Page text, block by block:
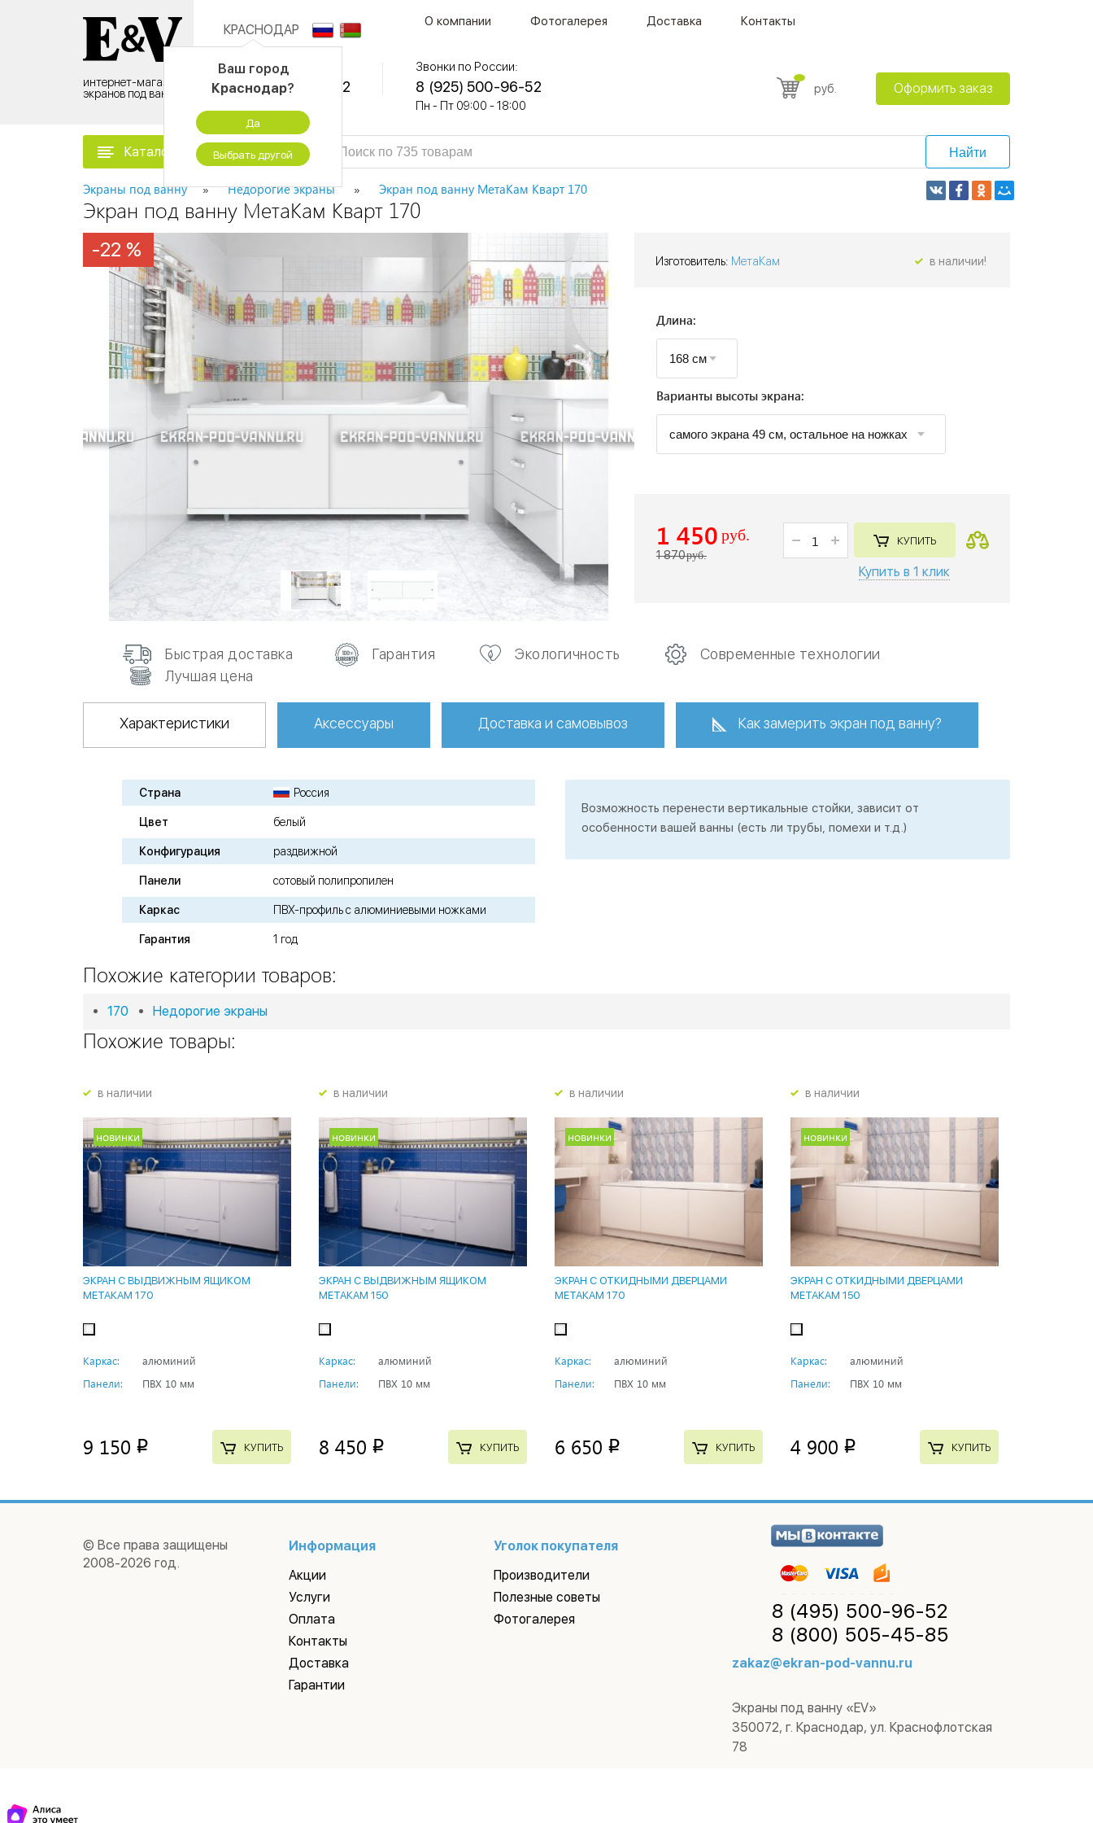
интернет-магазин
экранов под ванну
КРАСНОДАР
Ваш город
Краснодар?
Да
Выбрать другой
О компании Фотогалерея Доставка Контакты
Контактный центр:
8 (495) 500-96-52
Звонки по России:
8 (925) 500-96-52
Пн - Пт 09:00 - 18:00
руб. Оформить заказ
Каталог товаров Найти
Экраны под ванну Недорогие экраны Экран под ванну МетаКам Кварт 170
Экран под ванну МетаКам Кварт 170
-22 %
-22 % Изготовитель: МетаКам в наличии!
Длина:
Варианты высоты экрана:
1 450 руб.
1 870руб.
КУПИТЬ
Купить в 1 клик
Быстрая доставка Гарантия Экологичность
Современные технологии
Лучшая цена
Характеристики Аксессуары Доставка и самовывоз Как замерить экран под ванну?
Страна Россия
Цвет белый
Конфигурация раздвижной
Панели сотовый полипропилен
Каркас ПВХ-профиль с алюминиевыми ножками
Гарантия 1 год
Возможность перенести вертикальные стойки, зависит от
особенности вашей ванны (есть ли трубы, помехи и т.д.)
Похожие категории товаров:
170 Недорогие экраны
Похожие товары:
в наличии
новинки
ЭКРАН С ВЫДВИЖНЫМ ЯЩИКОМ
МЕТАКАМ 170
Каркас:
алюминий
Панели:
ПВХ 10 мм
9 150 p КУПИТЬ
в наличии
новинки
ЭКРАН С ВЫДВИЖНЫМ ЯЩИКОМ
МЕТАКАМ 150
Каркас:
алюминий
Панели:
ПВХ 10 мм
8 450 p КУПИТЬ
в наличии
новинки
ЭКРАН С ОТКИДНЫМИ ДВЕРЦАМИ
МЕТАКАМ 170
Каркас:
алюминий
Панели:
ПВХ 10 мм
6 650 p КУПИТЬ
в наличии
новинки
ЭКРАН С ОТКИДНЫМИ ДВЕРЦАМИ
МЕТАКАМ 150
Каркас:
алюминий
Панели:
ПВХ 10 мм
4 900 p КУПИТЬ
© Все права защищены
2008-2026 год.
Информация
Акции
Услуги
Оплата
Контакты
Доставка
Гарантии
Уголок покупателя
Производители
Полезные советы
Фотогалерея
8 (495) 500-96-52
8 (800) 505-45-85
zakaz@ekran-pod-vannu.ru
Экраны под ванну «EV»
350072, г. Краснодар, ул. Краснофлотская
78